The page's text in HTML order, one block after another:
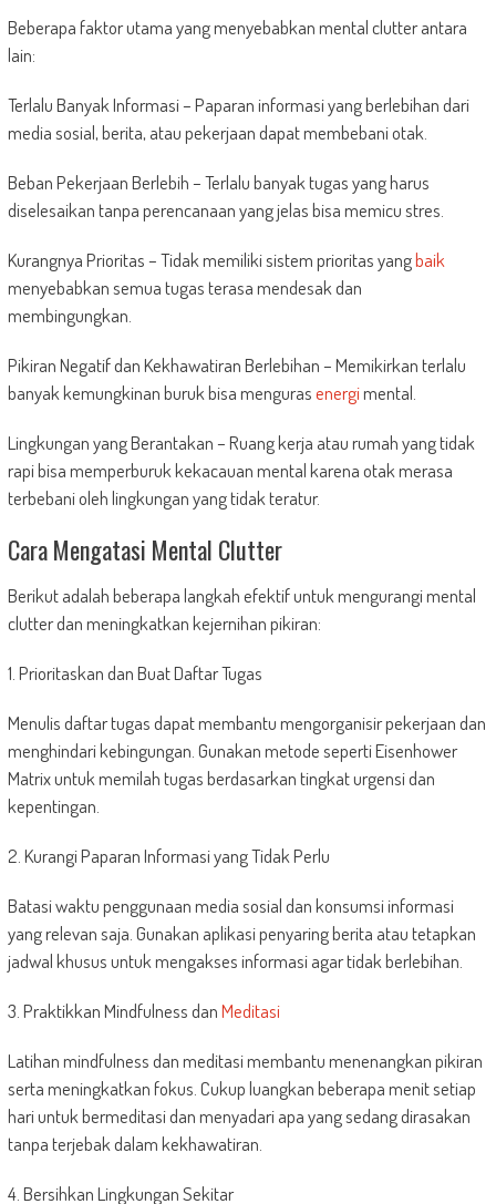
Beberapa faktor utama yang menyebabkan mental clutter antara
lain:
Terlalu Banyak Informasi – Paparan informasi yang berlebihan dari
media sosial, berita, atau pekerjaan dapat membebani otak.
Beban Pekerjaan Berlebih – Terlalu banyak tugas yang harus
diselesaikan tanpa perencanaan yang jelas bisa memicu stres.
Kurangnya Prioritas – Tidak memiliki sistem prioritas yangbaik
menyebabkan semua tugas terasa mendesak dan
membingungkan.
Pikiran Negatif dan Kekhawatiran Berlebihan – Memikirkan terlalu
banyak kemungkinan buruk bisa mengurasenergimental.
Lingkungan yang Berantakan – Ruang kerja atau rumah yang tidak
rapi bisa memperburuk kekacauan mental karena otak merasa
terbebani oleh lingkungan yang tidak teratur.
Cara Mengatasi Mental Clutter
Berikut adalah beberapa langkah efektif untuk mengurangi mental
clutter dan meningkatkan kejernihan pikiran:
1. Prioritaskan dan Buat Daftar Tugas
Menulis daftar tugas dapat membantu mengorganisir pekerjaan dan
menghindari kebingungan. Gunakan metode seperti Eisenhower
Matrix untuk memilah tugas berdasarkan tingkat urgensi dan
kepentingan.
2. Kurangi Paparan Informasi yang Tidak Perlu
Batasi waktu penggunaan media sosial dan konsumsi informasi
yang relevan saja. Gunakan aplikasi penyaring berita atau tetapkan
jadwal khusus untuk mengakses informasi agar tidak berlebihan.
3. Praktikkan Mindfulness danMeditasi
Latihan mindfulness dan meditasi membantu menenangkan pikiran
serta meningkatkan fokus. Cukup luangkan beberapa menit setiap
hari untuk bermeditasi dan menyadari apa yang sedang dirasakan
tanpa terjebak dalam kekhawatiran.
4. Bersihkan Lingkungan Sekitar